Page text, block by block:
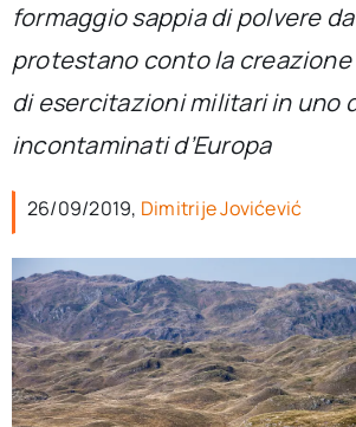
Cerca
per:
Newsletter
Ita
formaggio sappia di polvere
protestano conto la
di esercitazioni militari in uno
incontaminati d’Europa
26/09/2019, Dimitrije Jovićević